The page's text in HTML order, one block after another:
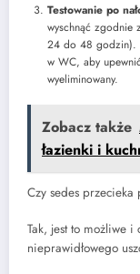
Testowanie po
wyschnąć zgodnie
24 do 48 godzin).
w WC, aby
wyeliminowany.
Zobacz także
łazienki i
Czy sedes przecieka
Tak, jest to możliwe i
nieprawidłowego